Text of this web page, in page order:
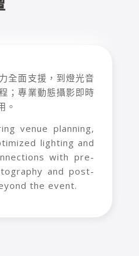
全面支援，到燈光音
；專業動態攝影即時
。
venue planning,
lighting and
with pre-
and post-
the event.